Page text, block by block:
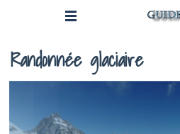
Randonnée glaciaire